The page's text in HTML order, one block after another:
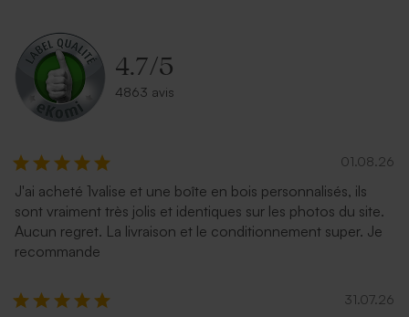
4.7/5
4863 avis
01.08.26
J'ai acheté 1valise et une boîte en bois personnalisés, ils
sont vraiment très jolis et identiques sur les photos du site.
Aucun regret. La livraison et le conditionnement super. Je
recommande
31.07.26